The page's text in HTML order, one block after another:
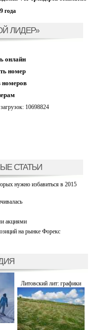
года
ЛИДЕР»
онлайн
номер
номеров
10698824
СТАТЬИ
нужно избавиться в 2015
акциями
на рынке Форекс
Литовский лит: графики